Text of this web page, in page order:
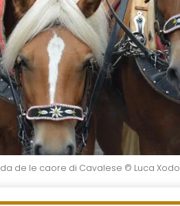
de le caore di Cavalese © Luca Xodo